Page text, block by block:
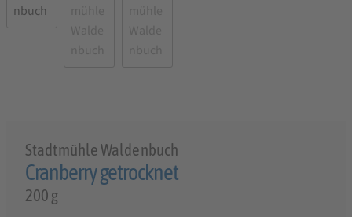
Stadtmühle Waldenbuch
Cranberry getrocknet
200 g